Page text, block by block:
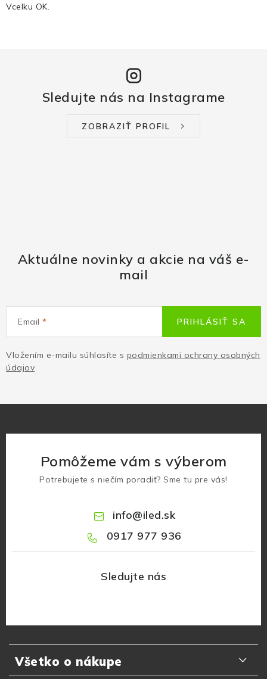
Obchodné podmienky
Ochrana osobných údajov
Blog Kontakt
Vcelku OK.
Sledujte nás na Instagrame
ZOBRAZIŤ PROFIL
Aktuálne novinky a akcie na váš e-
mail
Email
Vložením e-mailu súhlasíte s podmienkami ochrany osobných
údajov
PRIHLÁSIŤ SA
Pomôžeme vám s výberom
Potrebujete s niečím poradiť? Sme tu pre vás!
info@iled.sk
0917 977 936
Všetko o nákupe